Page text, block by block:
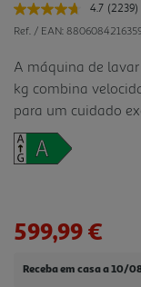
4.7 Leu
2239
Link
para
a
(2239)
Ref. / EAN:
A máquina de
kg combina
para um cuidado
Equipada com a
analisa o peso e a
desgaste. Para os
tecnologia
599,99 €
Receba em casa a 10/